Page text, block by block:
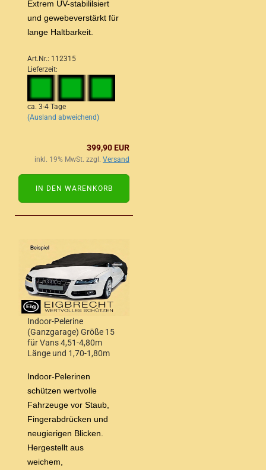
Extrem UV-stabililsiert
und gewebeverstärkt für
lange Haltbarkeit.
Art.Nr.: 112315
Lieferzeit:
ca. 3-4 Tage
(Ausland abweichend)
399,90 EUR
inkl. 19% MwSt. zzgl. Versand
IN DEN WARENKORB
Indoor-Pelerine
(Ganzgarage) Größe 15
für Vans 4,51-4,80m
Länge und 1,70-1,80m
Indoor-Pelerinen
schützen wertvolle
Fahrzeuge vor Staub,
Fingerabdrücken und
neugierigen Blicken.
Hergestellt aus
weichem,